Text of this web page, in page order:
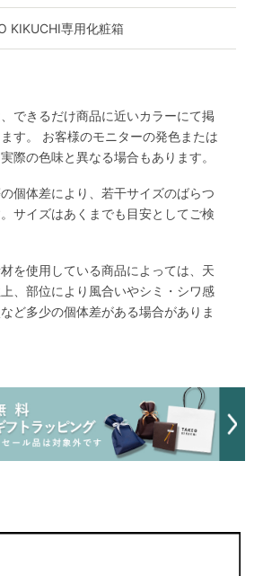
KIKUCHI専用化粧箱
できるだけ商品に近いカラーにて掲
す。 お客様のモニターの発色または
際の色味と異なる場合もあります。
個体差により、若干サイズのばらつ
サイズはあくまでも目安としてご検
を使用している商品によっては、天
、部位により風合いやシミ・シワ感
ど多少の個体差がある場合がありま